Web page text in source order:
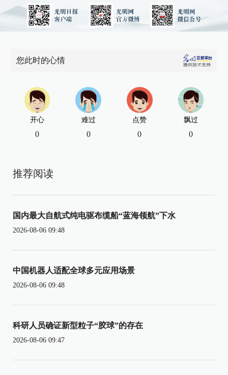
您此时的心情
开心
0
难过
0
点赞
0
飘过
0
推荐阅读
国内最大自航式纯电驱布缆船“蓝海领航”下水
2026-08-06 09:48
中国机器人适配全球多元应用场景
2026-08-06 09:48
科研人员确证新型粒子“胶球”的存在
2026-08-06 09:47